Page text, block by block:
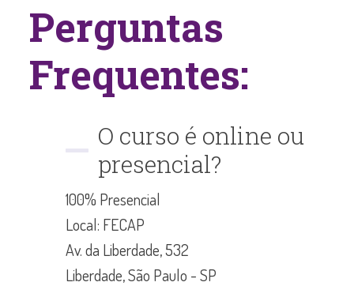
Perguntas
Frequentes:
O curso é online ou
presencial?
100% Presencial
Local: FECAP
Av. da Liberdade, 532
Liberdade, São Paulo - SP